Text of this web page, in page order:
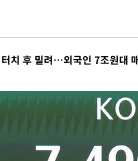
원 오른 1418.4원 마감
트(0.65%) 오른 6299.66 마감
인트(6.97%) 오른 854.47 마감
중순까지 광주 군공항 기능 다른 군
장 석재 낙하…K리그 전구장 긴급 점검
용산역 상행선 무정차 통과 종료
9시 1410.3원
치 후 밀려…외국인 7조원대